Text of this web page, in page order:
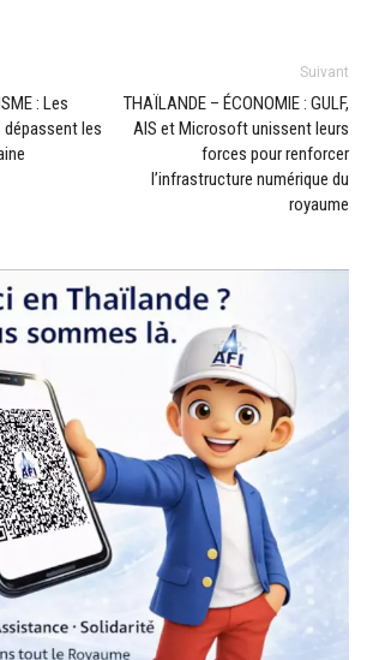
: Les
les
Suivant
THAÏLANDE – ÉCONOMIE : GULF,
AIS et Microsoft unissent leurs
forces pour renforcer
l’infrastructure numérique du
royaume